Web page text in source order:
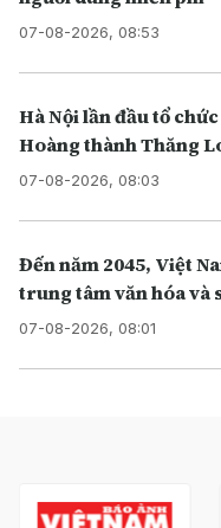
07-08-2026, 08:53
Hà Nội lần đầu tổ
Hoàng thành Thăng
07-08-2026, 08:03
Đến năm 2045, Việt
trung tâm văn hóa và
07-08-2026, 08:01